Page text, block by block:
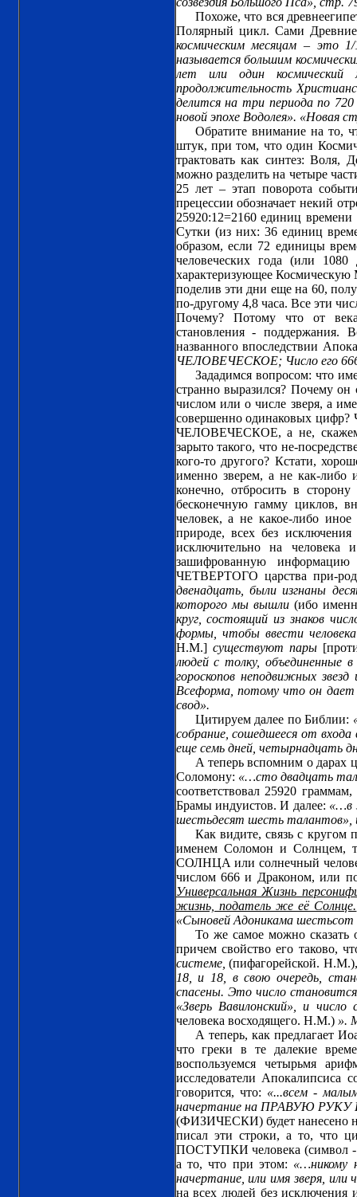
Похоже, что вся
Полярный цикл. Сами
космическим месяцам – это
называется большим
лет или один космический
продолжительность
делится на три периода по
новой эпохе Водолея». «Новая
Обратите внимание на то,
штук, при том, что один
трактовать как синтез: Воля,
можно разделить на четыре
25 лет – этап поворота
прецессии обозначает некий
25920:12=2160 единиц
Сутки (из них: 36 единиц
образом, если 72 единицы
человеческих года (или
характеризующее Космическую
поделив эти дни еще на 60,
по-другому 4,8 часа. Все эти
Почему? Потому что от
становления - поддержания.
названного впоследствии
ЧЕЛОВЕЧЕСКОЕ; Число его
Зададимся вопросом: что
странно выразился? Почему
числом или о числе зверя, а
совершенно одинаковых цифр?
ЧЕЛОВЕЧЕСКОЕ, а не, скажем,
зарыто такого, что не-
кого-то другого? Кстати,
именно зверем, а не как-либо
конечно, отбросить в
бесконечную гамму циклов,
человек, а не какое-либо
природе, всех без
исключительно на
зашифрованную информацию
ЧЕТВЕРТОГО царства при-
двенадцать, были изгнаны
которого мы вышли (ибо
круг, состоящий из знаков
формы, чтобы ввести
Н.М.] существуют пары
людей с толку, объединенные
гороскопов неподвижных
Всеформа, потому что он дает
свод».
Цитируем далее по Библии:
собрание, сошедшееся от
еще семь дней, четырнадцать
А теперь вспомним о дарах
Соломону: «…сто двадцать
соответствовал 25920
Брамы индуистов. И далее: «…в
шестьдесят шесть талантов»,
Как видите, связь с кругом
именем Соломон и Солнцем,
СОЛНЦА или солнечный
числом 666 и Драконом, или
Универсальная Жизнь
жизнь, податель же её Солнце.
«Сыновей Адоникама
То же самое можно сказать
причем свойство его таково,
системе,(пифагорейской.
18, и 18, в свою очередь,
спасены. Это число
«Зверь Вавилонский», и
человека восходящего. Н.М.) ».
А теперь, как предлагает
что греки в те далекие
воспользуемся четырьмя
исследователи Апокалипсиса
говорится, что: «...всем -
начертание на ПРАВУЮ
(ФИЗИЧЕСКИ) будет нанесено
писал эти строки, а то, что
ПОСТУПКИ человека (символ -
а то, что при этом: «…никому
начертание, или имя зверя, или
на всех людей без